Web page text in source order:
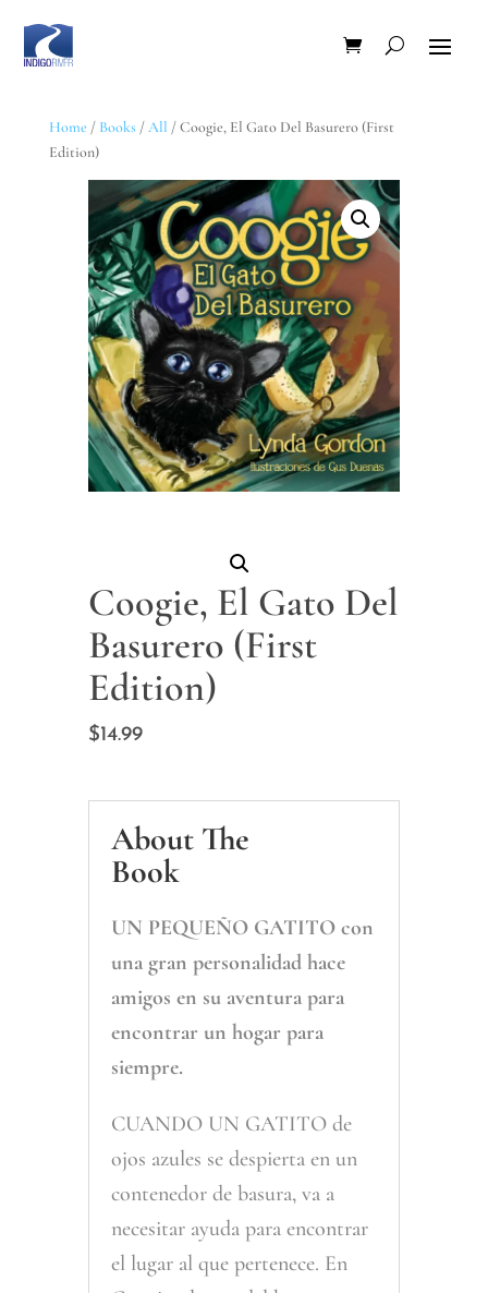
Home / Books /All / Coogie, El Gato Del Basurero (First
Edition)
Coogie, El Gato Del
Basurero (First
Edition)
$14.99
About The
Book
UN PEQUEÑO GATITO con
una gran personalidad hace
amigos en su aventura para
encontrar un hogar para
siempre.
CUANDO UN GATITO de
ojos azules se despierta en un
contenedor de basura, va a
necesitar ayuda para encontrar
el lugar al que pertenece. En